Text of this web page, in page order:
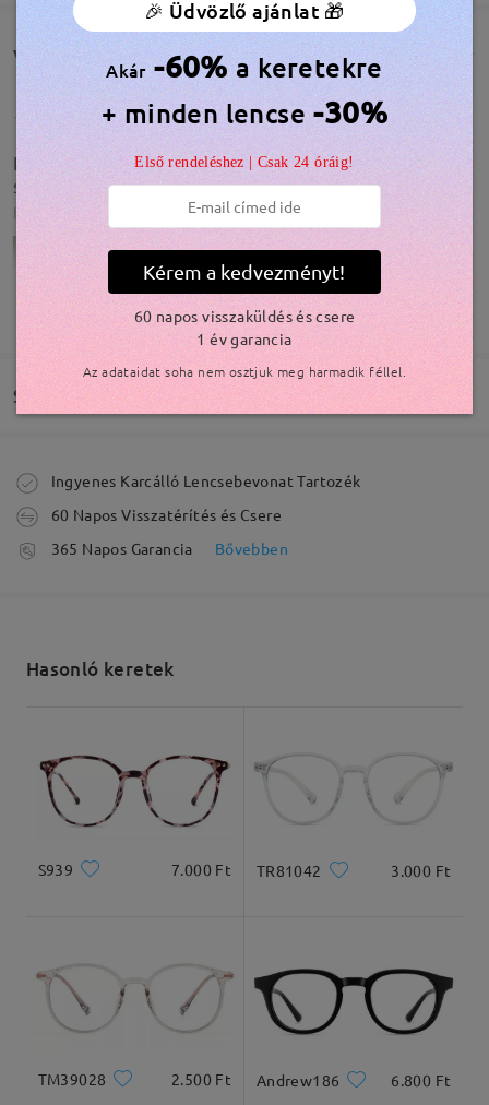
Arcforma: Archossz: Arcszélesség:
Termékméretek
Vásárlói vélemények(1671)
Nagyon tetszik es imadom mar most. Egy cseppet
se csalodtam. Teljes mertekig megerte
by Lídia on
Olvassa el az összes
Írjon egy véleményt
TOVÁBBIAK MEGJELENÍTÉSE
Szállítás
Megrendelés leadva
feldolgozási idő
Kiszállítva
Ingyenes Karcálló Lencsebevonat Tartozék
60 Napos Visszatérítés és Csere
365 Napos Garancia
Bővebben
Hasonló keretek
S939 7.000 Ft TR81042 3.000 Ft
TM39028 2.500 Ft Andrew186 6.800 Ft
🎉 Üdvözlő ajánlat 🎁
Akár -60% a keretekre
+ minden lencse -30%
Első rendeléshez | Csak 24 óráig!
Kérem a kedvezményt!
60 napos visszaküldés és csere
1 év garancia
Az adataidat soha nem osztjuk meg harmadik féllel.